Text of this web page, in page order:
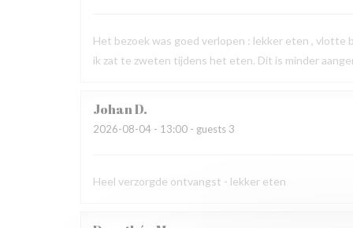
Het bezoek was goed verlopen : lekker eten , vlotte
ik zat te zweten tijdens het eten. Dit is minder
JohanD
2026-08-04 - 13:00 - guests 3
Heel verzorgde ontvangst - lekker eten